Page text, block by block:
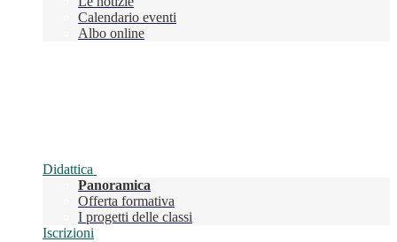
Calendario eventi
Albo online
Didattica
Panoramica
Offerta formativa
I progetti delle classi
Iscrizioni